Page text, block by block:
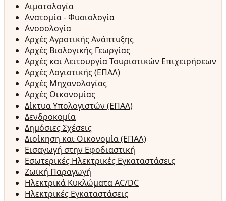
Αιματολογία
Ανατομία - Φυσιολογία
Ανοσολογία
Αρχές Αγροτικής Ανάπτυξης
Αρχές Βιολογικής Γεωργίας
Αρχές και Λειτουργία Τουριστικών Επιχειρήσεων
Αρχές Λογιστικής (ΕΠΑΛ)
Αρχές Μηχανολογίας
Αρχές Οικονομίας
Δίκτυα Υπολογιστών (ΕΠΑΛ)
Δενδροκομία
Δημόσιες Σχέσεις
Διοίκηση και Οικονομία (ΕΠΑΛ)
Εισαγωγή στην Εφοδιαστική
Εσωτερικές Ηλεκτρικές Εγκαταστάσεις
Ζωϊκή Παραγωγή
Ηλεκτρικά Κυκλώματα AC/DC
Ηλεκτρικές Εγκαταστάσεις